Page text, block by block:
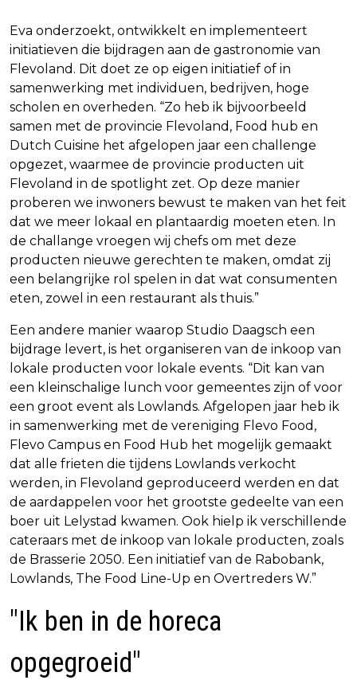
Eva onderzoekt, ontwikkelt en implementeert
initiatieven die bijdragen aan de gastronomie van
Flevoland. Dit doet ze op eigen initiatief of in
samenwerking met individuen, bedrijven, hoge
scholen en overheden. “Zo heb ik bijvoorbeeld
samen met de provincie Flevoland, Food hub en
Dutch Cuisine het afgelopen jaar een challenge
opgezet, waarmee de provincie producten uit
Flevoland in de spotlight zet. Op deze manier
proberen we inwoners bewust te maken van het feit
dat we meer lokaal en plantaardig moeten eten. In
de challange vroegen wij chefs om met deze
producten nieuwe gerechten te maken, omdat zij
een belangrijke rol spelen in dat wat consumenten
eten, zowel in een restaurant als thuis.”
Een andere manier waarop Studio Daagsch een
bijdrage levert, is het organiseren van de inkoop van
lokale producten voor lokale events. “Dit kan van
een kleinschalige lunch voor gemeentes zijn of voor
een groot event als Lowlands. Afgelopen jaar heb ik
in samenwerking met de vereniging Flevo Food,
Flevo Campus en Food Hub het mogelijk gemaakt
dat alle frieten die tijdens Lowlands verkocht
werden, in Flevoland geproduceerd werden en dat
de aardappelen voor het grootste gedeelte van een
boer uit Lelystad kwamen. Ook hielp ik verschillende
cateraars met de inkoop van lokale producten, zoals
de Brasserie 2050. Een initiatief van de Rabobank,
Lowlands, The Food Line-Up en Overtreders W.”
"Ik ben in de horeca
opgegroeid"